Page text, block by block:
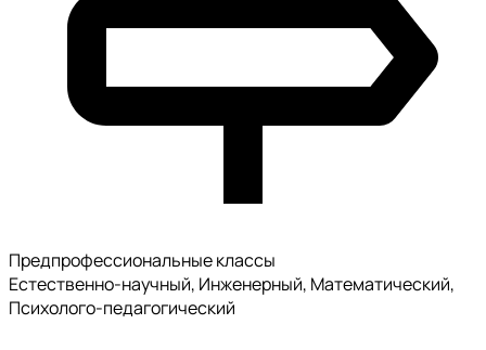
Предпрофессиональные классы
Естественно-научный, Инженерный, Математический,
Психолого-педагогический